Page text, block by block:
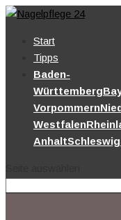
Start
Tipps
Baden-
Württemberg
Vorpommern
Westfalen
Anhalt